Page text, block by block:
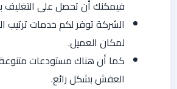
فيمكنك أن تحصل على التغليف
الشركة توفر لكم خدمات
لمكان العميل.
كما أن هناك مستودعات
العفش بشكل رائع.